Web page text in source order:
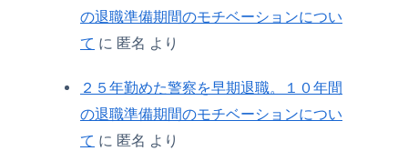
の退職準備期間のモチベーションについ
て に 匿名 より
２５年勤めた警察を早期退職。１０年間
の退職準備期間のモチベーションについ
て に 匿名 より